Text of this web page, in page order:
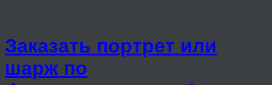
Заказать портрет или
шарж по